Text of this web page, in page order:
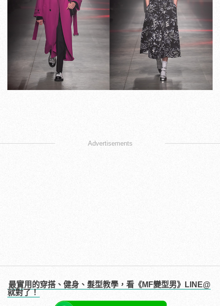
Advertisements
最實用的穿搭、健身、髮型教學，看《MF變型男》LINE@
就對了！